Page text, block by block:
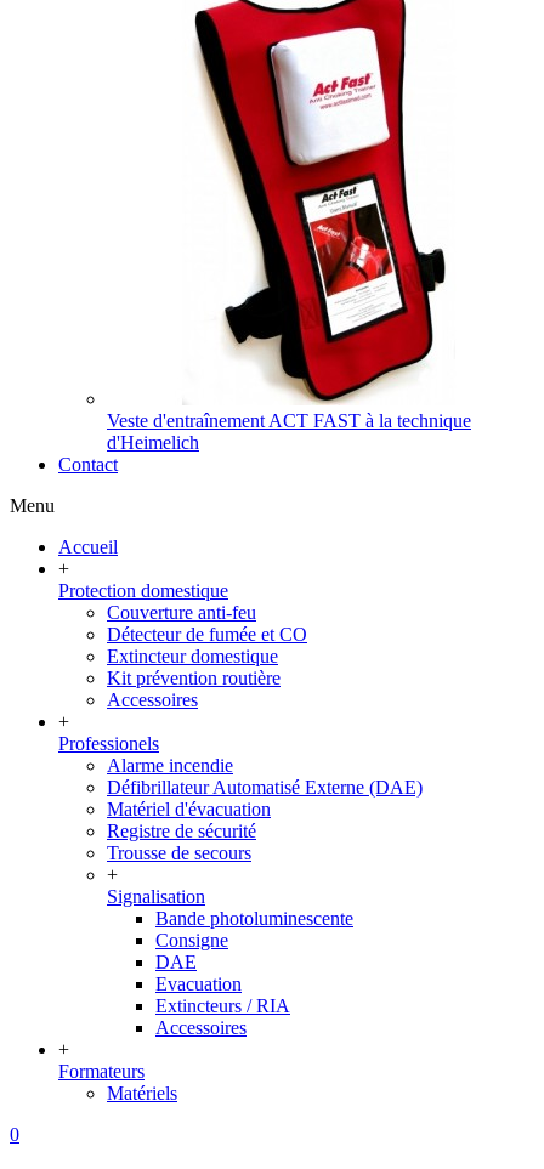
Veste d'entraînement ACT FAST à la technique
d'Heimelich
Contact
Menu
Accueil
+
Protection domestique
Couverture anti-feu
Détecteur de fumée et CO
Extincteur domestique
Kit prévention routière
Accessoires
+
Professionels
Alarme incendie
Défibrillateur Automatisé Externe (DAE)
Matériel d'évacuation
Registre de sécurité
Trousse de secours
+
Signalisation
Bande photoluminescente
Consigne
DAE
Evacuation
Extincteurs / RIA
Accessoires
+
Formateurs
Matériels
0